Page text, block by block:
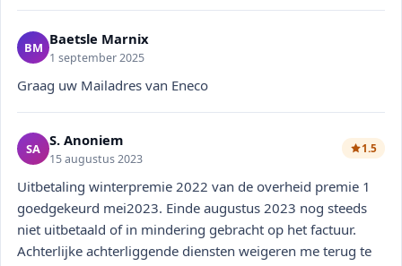
BM Baetsle Marnix
1 september 2025
Graag uw Mailadres van Eneco
SA S. Anoniem
15 augustus 2023
1.5
Uitbetaling winterpremie 2022 van de overheid premie 1
goedgekeurd mei2023. Einde augustus 2023 nog steeds
niet uitbetaald of in mindering gebracht op het factuur.
Achterlijke achterliggende diensten weigeren me terug te